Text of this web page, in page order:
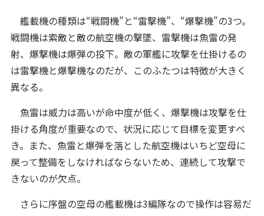
艦載機の種類は“戦闘機”と“雷撃機”、“爆撃機”の3つ。
戦闘機は索敵と敵の航空機の撃墜、雷撃機は魚雷の発
射、爆撃機は爆弾の投下。敵の軍艦に攻撃を仕掛けるの
は雷撃機と爆撃機なのだが、このふたつは特徴が大きく
異なる。
魚雷は威力は高いが命中度が低く、爆撃機は攻撃を仕
掛ける角度が重要なので、状況に応じて目標を変更すべ
き。また、魚雷と爆弾を落とした航空機はいちど空母に
戻って整備をしなければならないため、連続して攻撃で
きないのが欠点。
さらに序盤の空母の艦載機は3編隊なので操作は容易だ